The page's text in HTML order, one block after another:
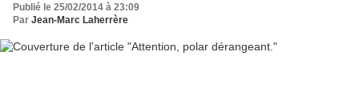
Publié le 25/02/2014 à 23:09
Par Jean-Marc Laherrère